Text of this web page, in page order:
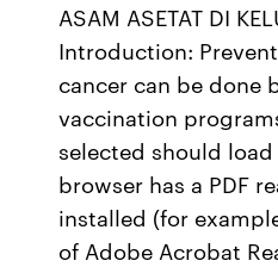
ASAM ASETAT DI
Introduction:
cancer can be done
vaccination
selected should
browser has a PDF
installed (for
of Adobe Acrobat